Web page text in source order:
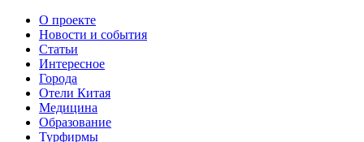
О проекте
Новости и события
Статьи
Интересное
Города
Отели Китая
Медицина
Образование
Турфирмы